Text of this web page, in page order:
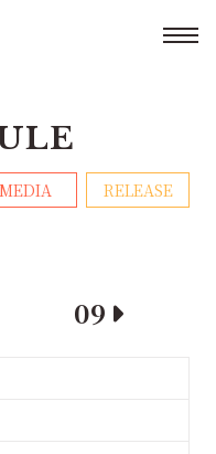
MEDIA
RELEASE
09